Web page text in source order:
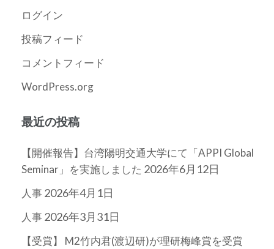
ブ
ログイン
投稿フィード
コメントフィード
WordPress.org
最近の投稿
【開催報告】台湾陽明交通大学にて「APPI Global
Seminar」を実施しました 2026年6月12日
人事2026年4月1日
人事2026年3月31日
【受賞】 M2竹内君(渡辺研)が理研梅峰賞を受賞